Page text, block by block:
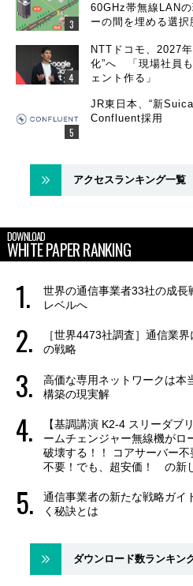
60GHz帯無線LAN
ーの間を埋める選択
NTTドコモ、2027
化”へ 「現場社員
ェント作る」
JR東日本、“新
Confluent採用
アクセスランキング一覧
DOWNLOAD
WHITE PAPER RANKING
世界の通信事業者33社の成
レベルへ
［世界4473社調査］通信業
の戦略
高価な専用ネットワークは本
構築の現実解
【基調講演 K2-4 スリーダブ
ームチェンジャー無線機がロ
破壊する！！ コアサーバー
不要！でも、超安価！ の新
通信事業者の新たな戦略ガ
く秘訣とは
ダウンロード数ランキン